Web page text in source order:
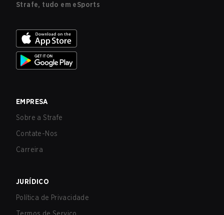
Strafe, tudo em eSports
EMPRESA
Sobre a Strafe
Contate-Nos
Carreira
JURÍDICO
Política de Privacidade